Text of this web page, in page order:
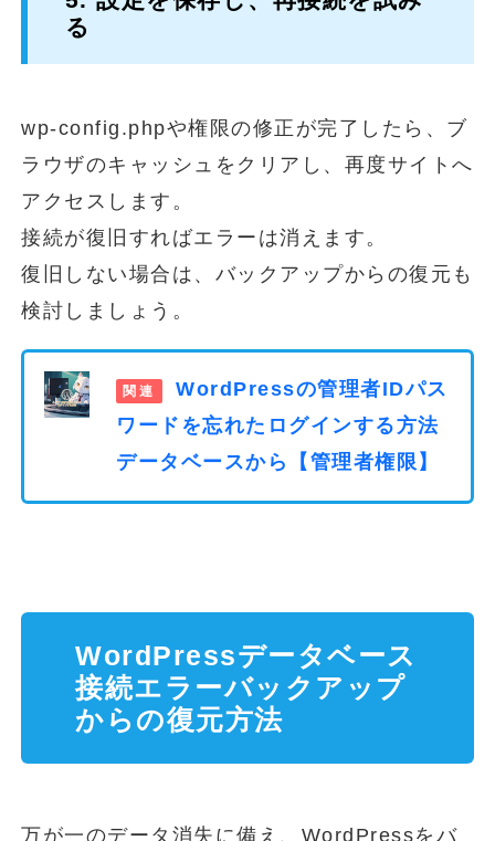
る
wp-config.phpや権限の修正が完了したら、ブ
ラウザのキャッシュをクリアし、再度サイトへ
アクセスします。
接続が復旧すればエラーは消えます。
復旧しない場合は、バックアップからの復元も
検討しましょう。
WordPressの管理者IDパス
ワードを忘れたログインする方法
データベースから【管理者権限】
WordPressデータベース
接続エラーバックアップ
からの復元方法
万が一のデータ消失に備え、WordPressをバ